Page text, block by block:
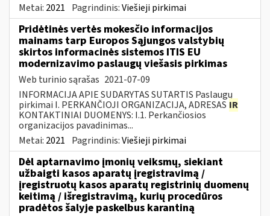
Metai: 2021 Pagrindinis:Viešieji pirkimai
Pridėtinės vertės mokesčio informacijos
mainams tarp Europos Sąjungos valstybių
skirtos informacinės sistemos ITIS EU
modernizavimo paslaugų viešasis pirkimas
Web turinio sąrašas 2021-07-09
INFORMACIJA APIE SUDARYTAS SUTARTIS Paslaugų
pirkimai I. PERKANČIOJI ORGANIZACIJA, ADRESAS IR
KONTAKTINIAI DUOMENYS: I.1. Perkančiosios
organizacijos pavadinimas...
Metai: 2021 Pagrindinis:Viešieji pirkimai
Dėl aptarnavimo įmonių veiksmų, siekiant
užbaigti kasos aparatų įregistravimą /
įregistruotų kasos aparatų registrinių duomenų
keitimą / išregistravimą, kurių procedūros
pradėtos šalyje paskelbus karantiną